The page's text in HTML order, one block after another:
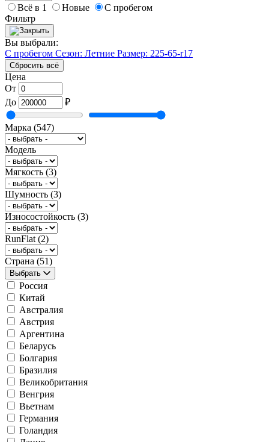
Всё в 1 Новые
С пробегом
Фильтр
Вы выбрали:
С пробегом Сезон: Летние Размер: 225-65-r17
Сбросить всё
Цена
От
До
₽
Марка (547)
Модель
Мягкость (3)
Шумность (3)
Износостойкость (3)
RunFlat (2)
Страна (51)
Выбрать
Россия
Китай
Австралия
Австрия
Аргентина
Беларусь
Болгария
Бразилия
Великобритания
Венгрия
Вьетнам
Германия
Голандия